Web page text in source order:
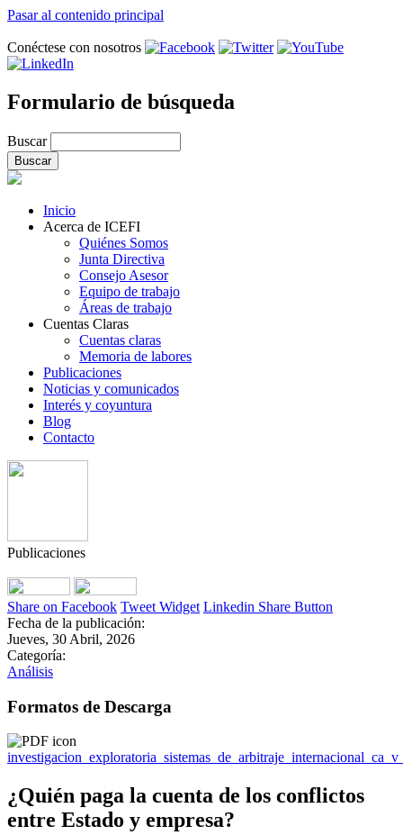
Pasar al contenido principal
Conéctese con nosotros
Formulario de búsqueda
Buscar
Inicio
Acerca de ICEFI
Quiénes Somos
Junta Directiva
Consejo Asesor
Equipo de trabajo
Áreas de trabajo
Cuentas Claras
Cuentas claras
Memoria de labores
Publicaciones
Noticias y comunicados
Interés y coyuntura
Blog
Contacto
Publicaciones
Share on Facebook Tweet Widget Linkedin Share Button
Fecha de la publicación:
Jueves, 30 Abril, 2026
Categoría:
Análisis
Formatos de Descarga
¿Quién paga la cuenta de los conflictos
entre Estado y empresa?